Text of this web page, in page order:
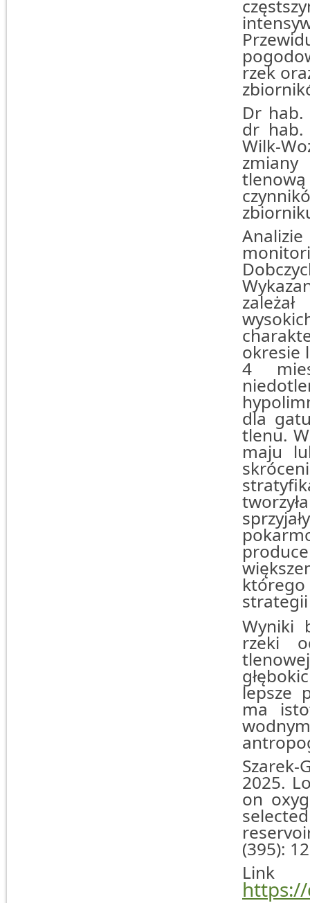
rzek
Dr hab.
dr hab.
Wilk-
zmiany
okresie
4
dla
tlenu.
maju
Wyniki
rzeki
lepsze
ma
2025.
on
(395):